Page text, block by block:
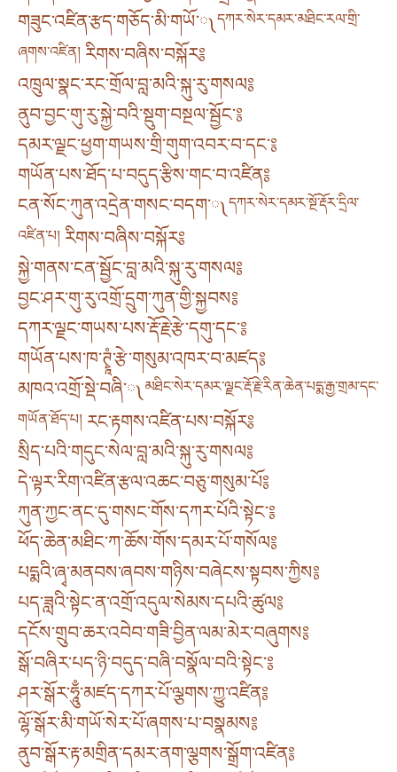
གཟུང་འཛིན་རྩད་གཅོད་མི་གཡོ་༾ དཀར་སེར་དམར་མཐིང་རལ་གྲི་
ཞགས་འཛིན། རིགས་བཞིས་བསྐོར༔
འཁྲུལ་སྣང་རང་གྲོལ་བླ་མའི་སྐུ་རུ་གསལ༔
ནུབ་བྱང་གུ་རུ་སྐྱེ་བའི་སྡུག་བསྔལ་སྦྱོང་༔
དམར་ལྗང་ཕྱག་གཡས་གྲི་གུག་འབར་བ་དང་༔
གཡོན་པས་ཐོད་པ་བདུད་རྩིས་གང་བ་འཛིན༔
ངན་སོང་ཀུན་འདྲེན་གསང་བདག་༾ དཀར་སེར་དམར་སྔོ་རྡོར་དྲིལ་
འཛིན་པ། རིགས་བཞིས་བསྐོར༔
སྐྱེ་གནས་ངན་སྦྱོང་བླ་མའི་སྐུ་རུ་གསལ༔
བྱང་ཤར་གུ་རུ་འགྲོ་དྲུག་ཀུན་གྱི་སྐྱབས༔
དཀར་ལྗང་གཡས་པས་རྡོ་རྗེ་རྩེ་དགུ་དང་༔
གཡོན་པས་ཁ་ཊྭཱཾ་རྩེ་གསུམ་འཁར་བ་མཛད༔
མཁའ་འགྲོ་སྡེ་བཞི་༾ མཐིང་སེར་དམར་ལྗང་རྡོ་རྗེ་རིན་ཆེན་པདྨ་རྒྱ་གྲམ་དང་
གཡོན་ཐོད་པ། རང་རྟགས་འཛིན་པས་བསྐོར༔
སྲིད་པའི་གདུང་སེལ་བླ་མའི་སྐུ་རུ་གསལ༔
དེ་ལྟར་རིག་འཛིན་རྩལ་འཆང་བཅུ་གསུམ་པོ༔
ཀུན་ཀྱང་ནང་དུ་གསང་གོས་དཀར་པོའི་སྟེང་༔
ཕོད་ཆེན་མཐིང་ཀ་ཆོས་གོས་དམར་པོ་གསོལ༔
པདྨའི་ཞྭ་མནབས་ཞབས་གཉིས་བཞེངས་སྟབས་ཀྱིས༔
པད་ཟླའི་སྟེང་ན་འགྲོ་འདུལ་སེམས་དཔའི་ཚུལ༔
དངོས་གྲུབ་ཆར་འབེབ་གཟི་བྱིན་ལམ་མེར་བཞུགས༔
སྒོ་བཞིར་པད་ཉི་བདུད་བཞི་བསྣོལ་བའི་སྟེང་༔
ཤར་སྒོར་ཧཱུྃ་མཛད་དཀར་པོ་ལྕགས་ཀྱུ་འཛིན༔
ལྷོ་སྒོར་མི་གཡོ་སེར་པོ་ཞགས་པ་བསྣམས༔
ནུབ་སྒོར་རྟ་མགྲིན་དམར་ནག་ལྕགས་སྒྲོག་འཛིན༔